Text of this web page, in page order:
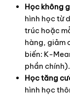
Học không
hình học từ
trúc hoặc
hàng, giảm
biến: K-
phần chính).
Học tăng
hình học